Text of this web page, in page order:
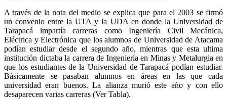
A través de la nota del medio se explica que para el 2003 se firmó
un convenio entre la UTA y la UDA en donde la Universidad de
Tarapacá impartía carreras como Ingeniería Civil Mecánica,
Eléctrica y Electrónica que los alumnos de Universidad de Atacama
podían estudiar desde el segundo año, mientras que esta ultima
institución dictaba la carrera de Ingeniería en Minas y Metalurgia en
que los estudiantes de la Universidad de Tarapacá podían estudiar.
Básicamente se pasaban alumnos en áreas en las que cada
universidad eran buenos. La alianza murió este año y con ello
desaparecen varias carreras (Ver Tabla).